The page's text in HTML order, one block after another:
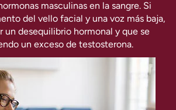
masculinas en la sangre. Si
del vello facial y una voz más baja,
un desequilibrio hormonal y que se
un exceso de testosterona.